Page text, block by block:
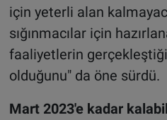
için yeterli alan
sığınmacılar için
faaliyetlerin
olduğunu" da öne sürdü.
Mart 2023'e kadar